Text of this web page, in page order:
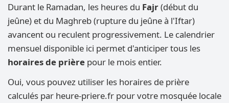
Durant le Ramadan, les heures du Fajr(début du
jeûne) et du Maghreb (rupture du jeûne à l'Iftar)
avancent ou reculent progressivement. Le calendrier
mensuel disponible ici permet d'anticiper tous les
horaires de prière pour le mois entier.
Oui, vous pouvez utiliser les horaires de prière
calculés par heure-priere.fr pour votre mosquée locale